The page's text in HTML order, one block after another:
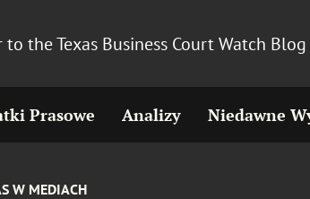
the Texas Business Court Watch Blog
Prasowe Analizy Niedawne
W MEDIACH